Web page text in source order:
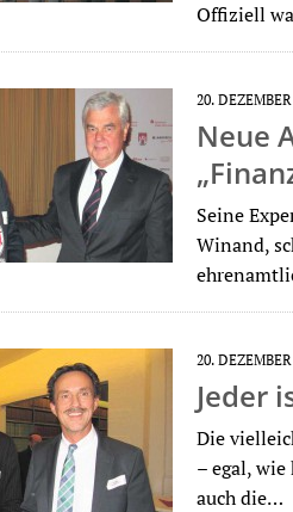
Offiziell
20.
Neue
Seine
Winand,
20.
Jeder
Die
– egal,
auch die…